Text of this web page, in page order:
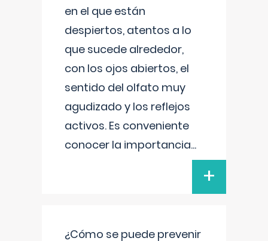
en el que están
despiertos, atentos a lo
que sucede alrededor,
con los ojos abiertos, el
sentido del olfato muy
agudizado y los reflejos
activos. Es conveniente
conocer la importancia...
+
¿Cómo se puede prevenir